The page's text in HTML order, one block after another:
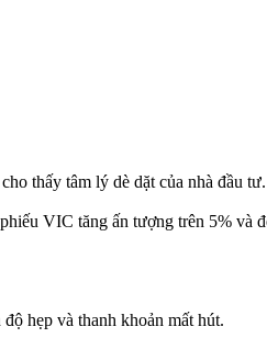
thấy tâm lý dè dặt của nhà đầu tư.
VIC tăng ấn tượng trên 5% và
hẹp và thanh khoản mất hút.